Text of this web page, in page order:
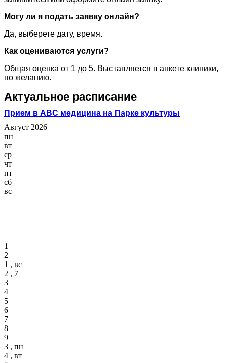
Могу ли я подать заявку онлайн?
Да, выберете дату, время.
Как оцениваются услуги?
Общая оценка от 1 до 5. Выставляется в анкете клиники,
по желанию.
Актуальное расписание
Прием в ABC медицина на Парке культуры
Август 2026
пн
вт
ср
чт
пт
сб
вс
1
2
1 , вс
2 , 7
3
4
5
6
7
8
9
3 , пн
4 , вт